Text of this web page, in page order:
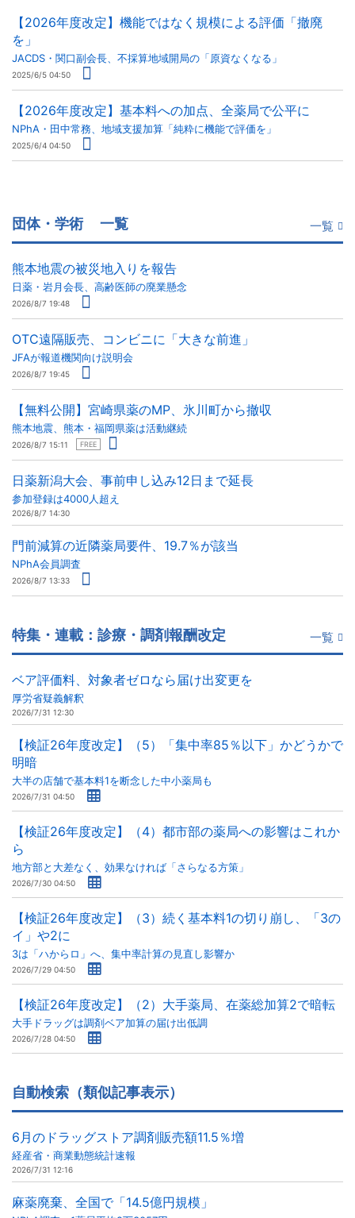
【2026年度改定】機能ではなく規模による評価「撤廃
を」
JACDS・関口副会長、不採算地域開局の「原資なくなる」
2025/6/5 04:50
【2026年度改定】基本料への加点、全薬局で公平に
NPhA・田中常務、地域支援加算「純粋に機能で評価を」
2025/6/4 04:50
団体・学術 一覧 一覧
熊本地震の被災地入りを報告
日薬・岩月会長、高齢医師の廃業懸念
2026/8/7 19:48
OTC遠隔販売、コンビニに「大きな前進」
JFAが報道機関向け説明会
2026/8/7 19:45
【無料公開】宮崎県薬のMP、氷川町から撤収
熊本地震、熊本・福岡県薬は活動継続
2026/8/7 15:11 FREE
日薬新潟大会、事前申し込み12日まで延長
参加登録は4000人超え
2026/8/7 14:30
門前減算の近隣薬局要件、19.7％が該当
NPhA会員調査
2026/8/7 13:33
特集・連載：診療・調剤報酬改定 一覧
ベア評価料、対象者ゼロなら届け出変更を
厚労省疑義解釈
2026/7/31 12:30
【検証26年度改定】（5）「集中率85％以下」かどうかで
明暗
大半の店舗で基本料1を断念した中小薬局も
2026/7/31 04:50
【検証26年度改定】（4）都市部の薬局への影響はこれか
ら
地方部と大差なく、効果なければ「さらなる方策」
2026/7/30 04:50
【検証26年度改定】（3）続く基本料1の切り崩し、「3の
イ」や2に
3は「ハからロ」へ、集中率計算の見直し影響か
2026/7/29 04:50
【検証26年度改定】（2）大手薬局、在薬総加算2で暗転
大手ドラッグは調剤ベア加算の届け出低調
2026/7/28 04:50
自動検索（類似記事表示）
6月のドラッグストア調剤販売額11.5％増
経産省・商業動態統計速報
2026/7/31 12:16
麻薬廃棄、全国で「14.5億円規模」